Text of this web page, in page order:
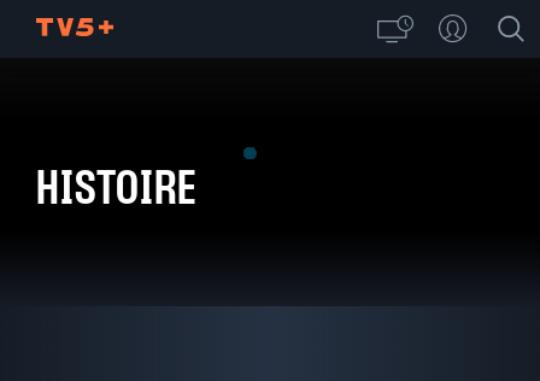
HISTOIRE